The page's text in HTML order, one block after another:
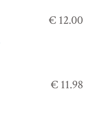
€ 12.00
€ 11.98